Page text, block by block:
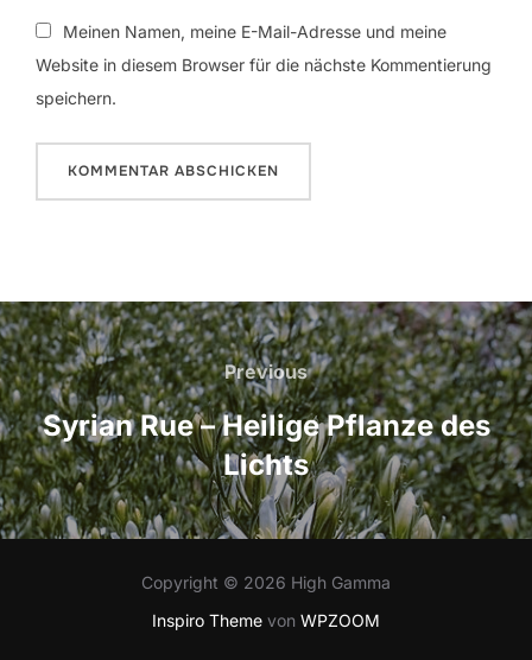
Meinen Namen, meine E-Mail-Adresse und meine
Website in diesem Browser für die nächste Kommentierung
speichern.
Beitrags-
Navigation
Previous
Previous
Syrian Rue – Heilige Pflanze des
Lichts
Copyright © 2026 High Gamma
Inspiro Theme von WPZOOM